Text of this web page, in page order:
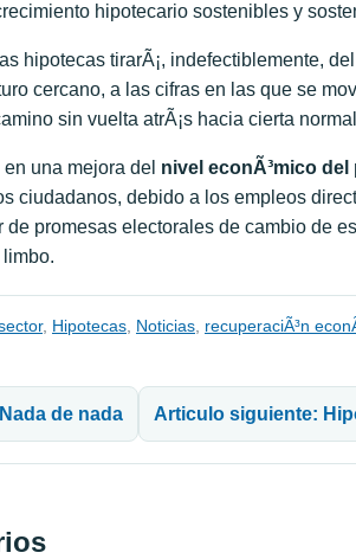
hipotecario sostenibles y
hipotecas tirarÃ¡, indefectiblemente, del
cercano, a las cifras en las que se
sin vuelta atrÃ¡s hacia cierta
en una mejora del nivel econÃ³mico del
ciudadanos, debido a los empleos
promesas electorales de cambio de
, Hipotecas Noticias recuperaciÃ³n
de nada Articulo siguiente: